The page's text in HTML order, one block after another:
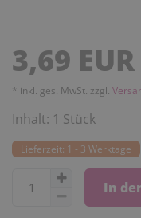
3,69 EUR
* inkl. ges. MwSt. zzgl.
Inhalt: 1 Stück
Lieferzeit: 1 - 3 Werktage
In